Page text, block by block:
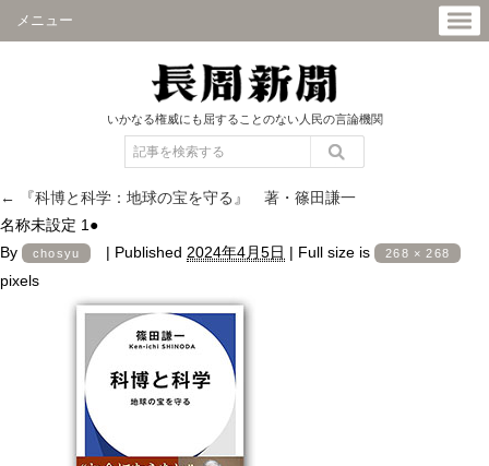
メニュー
いかなる権威にも屈することのない人民の言論機関
←
『科博と科学：地球の宝を守る』 著・篠田謙一
名称未設定 1●
By
chosyu | Published 2024年4月5日 | Full size is 268 × 268
pixels